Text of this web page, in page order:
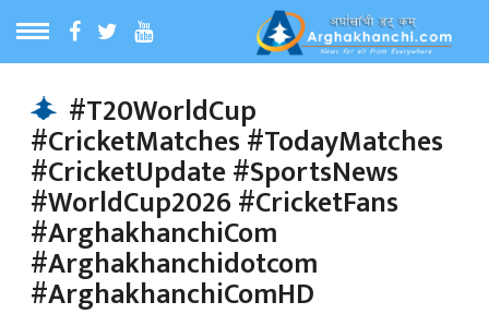
MENU
समाचार
समाचार
#T20WorldCup
#CricketMatches #TodayMatches
#CricketUpdate #SportsNews
#WorldCup2026 #CricketFans
#ArghakhanchiCom
#Arghakhanchidotcom
#ArghakhanchiComHD